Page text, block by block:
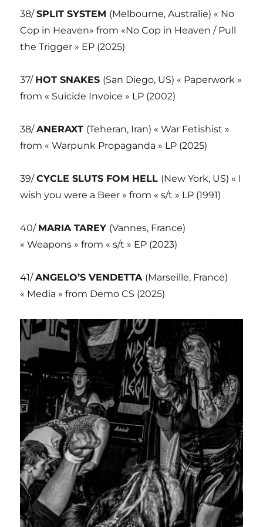
38/SPLIT SYSTEM (Melbourne, Australie) « No
Cop in Heaven» from «No Cop in Heaven / Pull
the Trigger » EP (2025)
37/ HOT SNAKES (San Diego, US) « Paperwork »
from « Suicide Invoice » LP (2002)
38/ANERAXT (Teheran, Iran) « War Fetishist »
from « Warpunk Propaganda » LP (2025)
39/CYCLE SLUTS FOM HELL (New York, US) « I
wish you were a Beer » from « s/t » LP (1991)
40/ MARIA TAREY (Vannes, France)
« Weapons » from « s/t » EP (2023)
41/ANGELO’S VENDETTA (Marseille, France)
« Media » from Demo CS (2025)